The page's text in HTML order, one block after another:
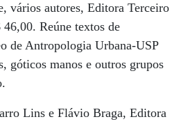
vários autores, Editora Terceiro
Reúne textos de
de Antropologia Urbana-USP
góticos manos e outros grupos
Lins e Flávio Braga, Editora